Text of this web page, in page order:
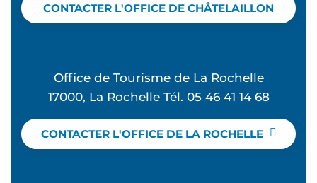
CONTACTER L'OFFICE DE CHÂTELAILLON
Office de Tourisme de La Rochelle
17000, La Rochelle Tél. 05 46 41 14 68
CONTACTER L'OFFICE DE LA ROCHELLE